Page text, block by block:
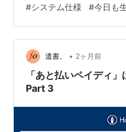
携帯電話の契約書を送れ
ンターが「解約済み」と
れるというので、そ…
#システム仕様 #今日も
遺書。 • 2ヶ月前
「あと払いペイディ」
Part 3